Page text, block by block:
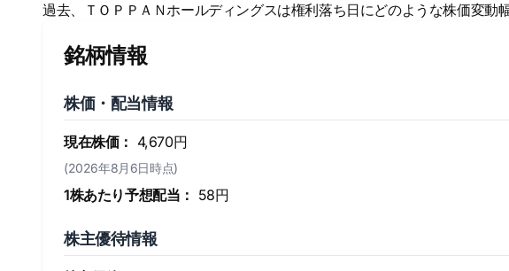
過去、ＴＯＰＰＡＮホールディングスは権利落ち日にどのような株価変
銘柄情報
株価・配当情報
現在株価： 4,670円
(2026年8月6日時点)
1株あたり予想配当： 58円
株主優待情報